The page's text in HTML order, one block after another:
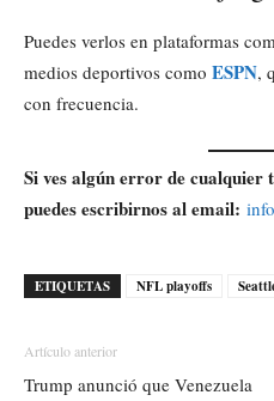
Puedes verlos en plataformas
medios deportivos como ESPN,
con frecuencia.
Si ves algún error de cualquier
puedes escribirnos al email:
ETIQUETAS NFL playoffs
Artículo anterior
Trump anunció que Venezuela